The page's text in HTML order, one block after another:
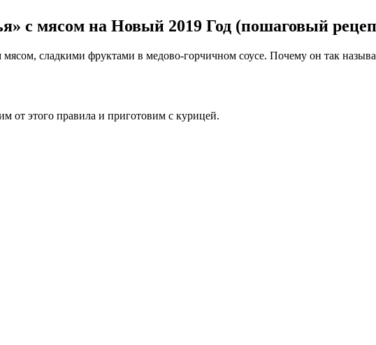
с мясом на Новый 2019 Год (пошаговый
сладкими фруктами в медово-горчичном соусе. Почему он так
от этого правила и приготовим с курицей.